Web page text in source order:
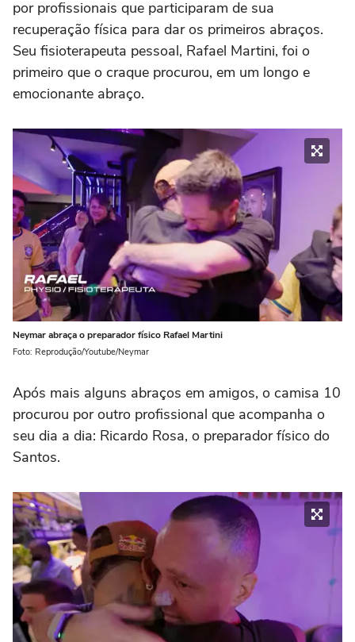
por profissionais que participaram de sua
recuperação física para dar os primeiros abraços.
Seu fisioterapeuta pessoal, Rafael Martini, foi o
primeiro que o craque procurou, em um longo e
emocionante abraço.
Neymar abraça o preparador físico Rafael Martini
Foto: Reprodução/Youtube/Neymar
Após mais alguns abraços em amigos, o camisa 10
procurou por outro profissional que acompanha o
seu dia a dia: Ricardo Rosa, o preparador físico do
Santos.